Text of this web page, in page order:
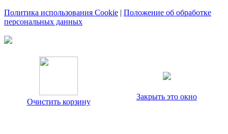
Политика использования Cookie | Положение об обработке
персональных данных
Очистить корзину
Закрыть это окно